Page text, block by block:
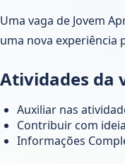
Uma vaga de Jovem
uma nova experiência
Atividades da
Auxiliar nas
Contribuir com
Informações